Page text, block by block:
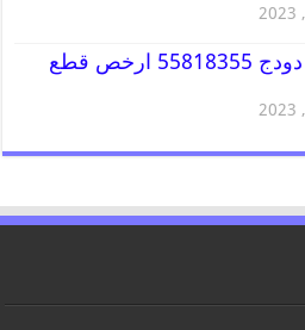
قطع غيار دودج 55818355 ارخص قطع